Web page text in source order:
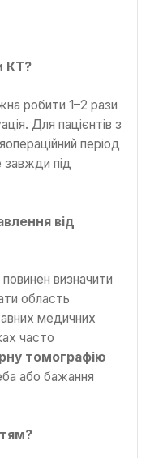
КТ?
робити 1–2 рази
Для пацієнтів з
період
під
від
повинен визначити
область
медичних
часто
томографію
або бажання